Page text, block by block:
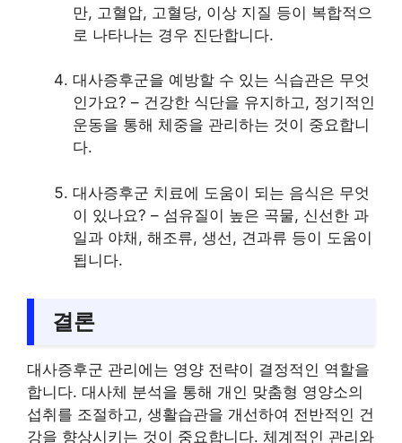
만, 고혈압, 고혈당, 이상 지질 등이 복합적으
로 나타나는 경우 진단합니다.
대사증후군을 예방할 수 있는 식습관은 무엇
인가요? – 건강한 식단을 유지하고, 정기적인
운동을 통해 체중을 관리하는 것이 중요합니
다.
대사증후군 치료에 도움이 되는 음식은 무엇
이 있나요? – 섬유질이 높은 곡물, 신선한 과
일과 야채, 해조류, 생선, 견과류 등이 도움이
됩니다.
결론
대사증후군 관리에는 영양 전략이 결정적인 역할을
합니다. 대사체 분석을 통해 개인 맞춤형 영양소의
섭취를 조절하고, 생활습관을 개선하여 전반적인 건
강을 향상시키는 것이 중요합니다. 체계적인 관리와